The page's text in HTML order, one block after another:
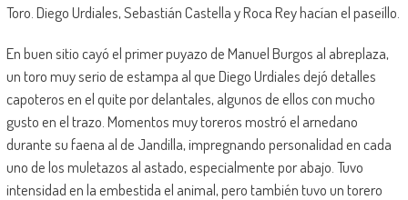
Toro. Diego Urdiales, Sebastián Castella y Roca Rey hacían el paseíllo.
En buen sitio cayó el primer puyazo de Manuel Burgos al abreplaza,
un toro muy serio de estampa al que Diego Urdiales dejó detalles
capoteros en el quite por delantales, algunos de ellos con mucho
gusto en el trazo. Momentos muy toreros mostró el arnedano
durante su faena al de Jandilla, impregnando personalidad en cada
uno de los muletazos al astado, especialmente por abajo. Tuvo
intensidad en la embestida el animal, pero también tuvo un torero